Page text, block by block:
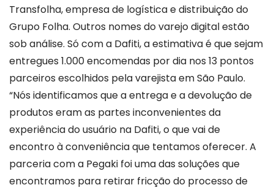
Transfolha, empresa de logística e distribuição do
Grupo Folha. Outros nomes do varejo digital estão
sob análise. Só com a Dafiti, a estimativa é que sejam
entregues 1.000 encomendas por dia nos 13 pontos
parceiros escolhidos pela varejista em São Paulo.
“Nós identificamos que a entrega e a devolução de
produtos eram as partes inconvenientes da
experiência do usuário na Dafiti, o que vai de
encontro à conveniência que tentamos oferecer. A
parceria com a Pegaki foi uma das soluções que
encontramos para retirar fricção do processo de